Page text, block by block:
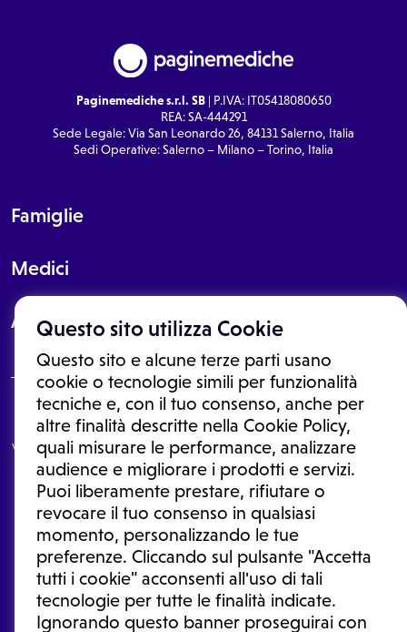
Questo sito utilizza Cookie
Questo sito e alcune terze parti usano
cookie o tecnologie simili per funzionalità
tecniche e, con il tuo consenso, anche per
altre finalità descritte nella Cookie Policy,
quali misurare le performance, analizzare
audience e migliorare i prodotti e servizi.
Puoi liberamente prestare, rifiutare o
revocare il tuo consenso in qualsiasi
momento, personalizzando le tue
preferenze. Cliccando sul pulsante "Accetta
tutti i cookie" acconsenti all'uso di tali
tecnologie per tutte le finalità indicate.
Ignorando questo banner proseguirai con
Paginemediche s.r.l. SB| P.IVA: IT05418080650
REA: SA-444291
Sede Legale: Via San Leonardo 26, 84131 Salerno, Italia
Sedi Operative: Salerno – Milano – Torino, Italia
Famiglie
Medici
About
Le informazioni proposte in questo sito non sono un consulto medico.
In nessun caso, queste informazioni sostituiscono un consulto, una
visita o una diagnosi formulata dal medico. Non si devono considerare
le informazioni disponibili come suggerimenti per la formulazione di
una diagnosi, la determinazione di un trattamento o l'assunzione o
sospensione di un farmaco senza prima consultare un medico di
medicina generale o uno specialista.
Condizioni di utilizzo|Privacy Policy |Gestione cookie
Ⓒ 2025 | Tutti i diritti riservati.